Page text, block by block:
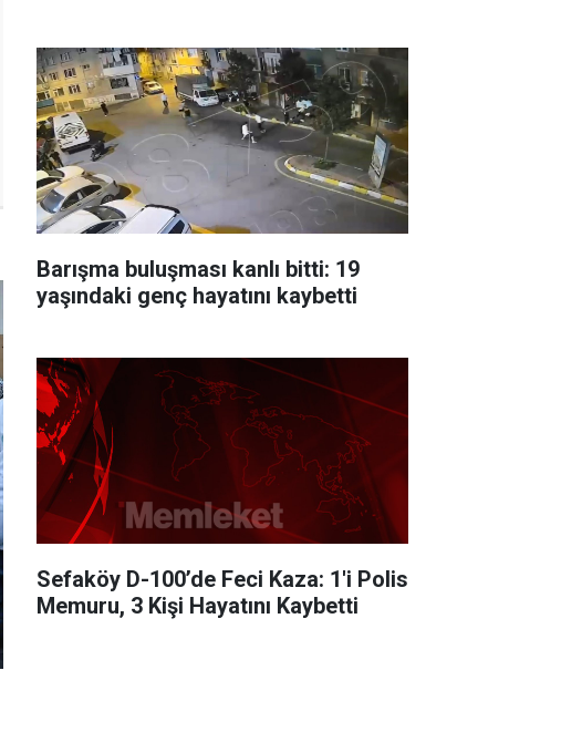
Barışma buluşması kanlı bitti: 19
yaşındaki genç hayatını kaybetti
Sefaköy D-100’de Feci Kaza: 1'i Polis
Memuru, 3 Kişi Hayatını Kaybetti